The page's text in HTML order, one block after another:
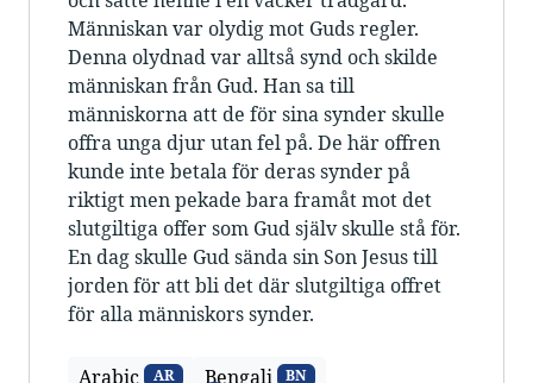
Människan var olydig mot Guds regler.
Denna olydnad var alltså synd och skilde
människan från Gud. Han sa till
människorna att de för sina synder skulle
offra unga djur utan fel på. De här offren
kunde inte betala för deras synder på
riktigt men pekade bara framåt mot det
slutgiltiga offer som Gud själv skulle stå för.
En dag skulle Gud sända sin Son Jesus till
jorden för att bli det där slutgiltiga offret
för alla människors synder.
Arabic AR Bengali BN